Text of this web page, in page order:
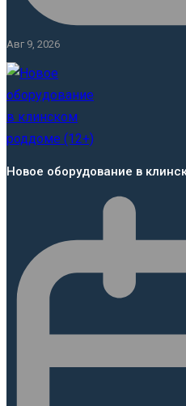
Авг 9, 2026
Новое оборудование в